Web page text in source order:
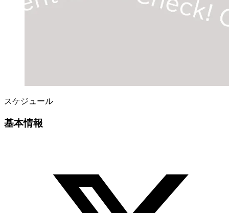
スケジュール
基本情報